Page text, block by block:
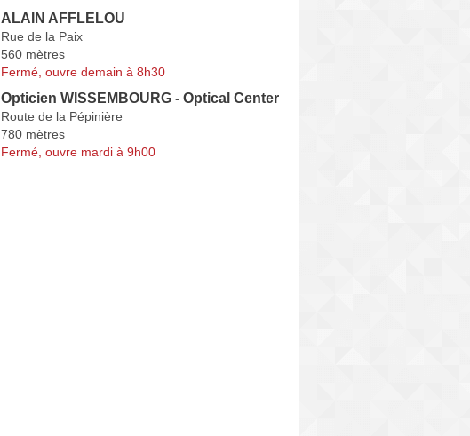
ALAIN AFFLELOU
Rue de la Paix
560 mètres
Fermé, ouvre demain à 8h30
Opticien WISSEMBOURG - Optical Center
Route de la Pépinière
780 mètres
Fermé, ouvre mardi à 9h00